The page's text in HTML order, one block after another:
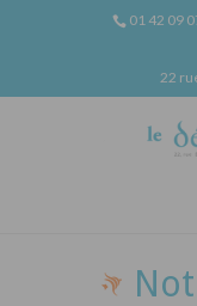
01 42 09
22